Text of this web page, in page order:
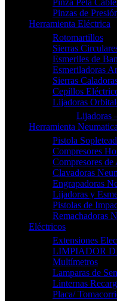
Pinza Pela
Pinzas de
Herramienta Eléctrica
Rotomartillos
Sierras
Esmeriles de
Esmeriladoras
Sierras
Cepillos
Lijadoras
Lijadoras
Herramienta Neumatica
Pistola
Compresores
Compresores
Clavadoras
Engrapadoras
Lijadoras y
Pistolas de
Remachadoras
Eléctricos
Extensiones
LIMPIADOR
Multímetros
Lamparas de
Linternas
Placa/